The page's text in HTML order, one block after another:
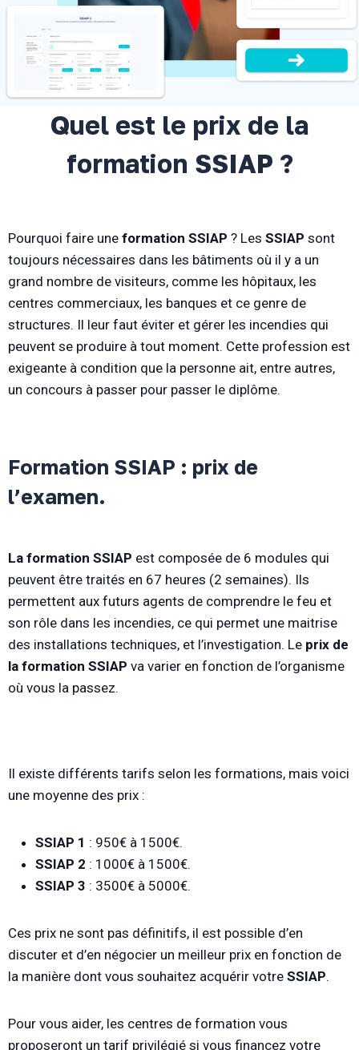
Quel est le prix de la
formation SSIAP ?
Pourquoi faire une formation SSIAP ? Les SSIAP sont
toujours nécessaires dans les bâtiments où il y a un
grand nombre de visiteurs, comme les hôpitaux, les
centres commerciaux, les banques et ce genre de
structures. Il leur faut éviter et gérer les incendies qui
peuvent se produire à tout moment. Cette profession est
exigeante à condition que la personne ait, entre autres,
un concours à passer pour passer le diplôme.
Formation SSIAP : prix de
l’examen.
La formation SSIAP est composée de 6 modules qui
peuvent être traités en 67 heures (2 semaines). Ils
permettent aux futurs agents de comprendre le feu et
son rôle dans les incendies, ce qui permet une maitrise
des installations techniques, et l’investigation. Le prix de
la formation SSIAP va varier en fonction de l’organisme
où vous la passez.
Il existe différents tarifs selon les formations, mais voici
une moyenne des prix :
SSIAP 1 : 950€ à 1500€.
SSIAP 2 : 1000€ à 1500€.
SSIAP 3 : 3500€ à 5000€.
Ces prix ne sont pas définitifs, il est possible d’en
discuter et d’en négocier un meilleur prix en fonction de
la manière dont vous souhaitez acquérir votre SSIAP.
Pour vous aider, les centres de formation vous
proposeront un tarif privilégié si vous financez votre